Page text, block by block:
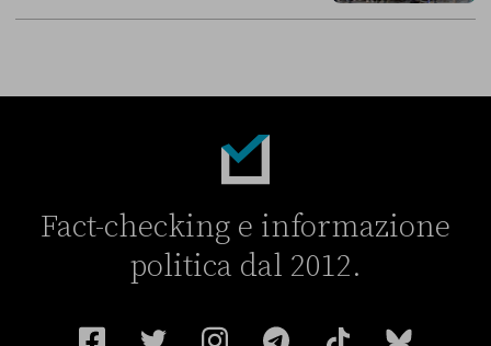
Fact-checking e informazione
politica dal 2012.